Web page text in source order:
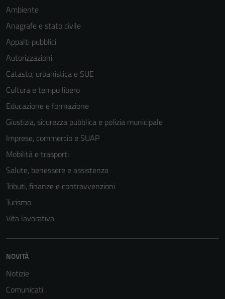
Ambiente
Anagrafe e stato civile
Appalti pubblici
Autorizzazioni
Catasto, urbanistica e SUE
Cultura e tempo libero
Educazione e formazione
Giustizia, sicurezza pubblica e polizia municipale
Imprese, commercio e SUAP
Mobilità e trasporti
Salute, benessere e assistenza
Tributi, finanze e contravvenzioni
Turismo
Vita lavorativa
NOVITÀ
Notizie
Comunicati